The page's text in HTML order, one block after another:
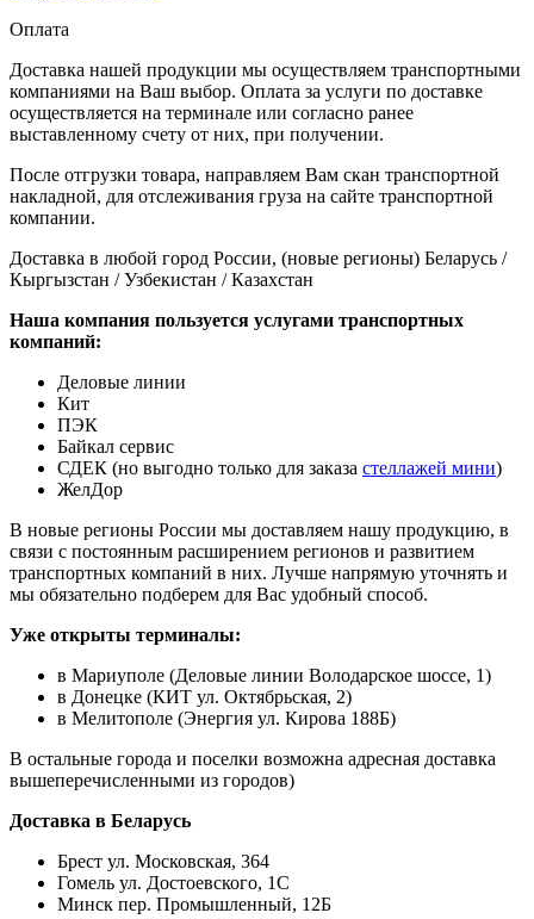
Оплата
Доставка нашей продукции мы осуществляем транспортными
компаниями на Ваш выбор. Оплата за услуги по доставке
осуществляется на терминале или согласно ранее
выставленному счету от них, при получении.
После отгрузки товара, направляем Вам скан транспортной
накладной, для отслеживания груза на сайте транспортной
компании.
Доставка в любой город России, (новые регионы) Беларусь /
Кыргызстан / Узбекистан / Казахстан
Наша компания пользуется услугами транспортных
компаний:
Деловые линии
Кит
ПЭК
Байкал сервис
СДЕК (но выгодно только для заказа стеллажей мини)
ЖелДор
В новые регионы России мы доставляем нашу продукцию, в
связи с постоянным расширением регионов и развитием
транспортных компаний в них. Лучше напрямую уточнять и
мы обязательно подберем для Вас удобный способ.
Уже открыты терминалы:
в Мариуполе (Деловые линии Володарское шоссе, 1)
в Донецке (КИТ ул. Октябрьская, 2)
в Мелитополе (Энергия ул. Кирова 188Б)
В остальные города и поселки возможна адресная доставка
вышеперечисленными из городов)
Доставка в Беларусь
Брест ул. Московская, 364
Гомель ул. Достоевского, 1С
Минск пер. Промышленный, 12Б